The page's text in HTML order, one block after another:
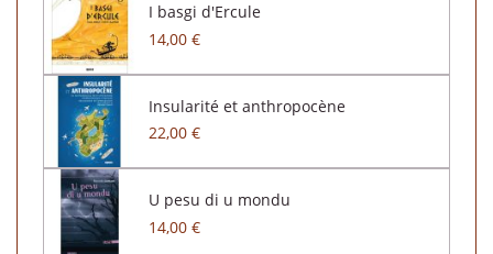
I basgi d'Ercule
14,00 €
Insularité et anthropocène
22,00 €
U pesu di u mondu
14,00 €